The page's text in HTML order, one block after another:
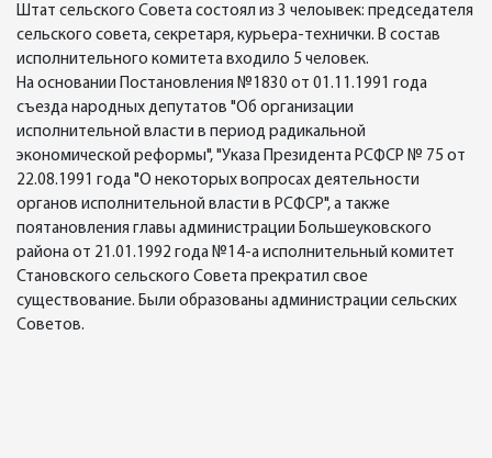
Штат сельского Совета состоял из 3 челоывек: председателя
сельского совета, секретаря, курьера-технички. В состав
исполнительного комитета входило 5 человек.
На основании Постановления №1830 от 01.11.1991 года
съезда народных депутатов "Об организации
исполнительной власти в период радикальной
экономической реформы", "Указа Президента РСФСР № 75 от
22.08.1991 года "О некоторых вопросах деятельности
органов исполнительной власти в РСФСР", а также
поятановления главы администрации Большеуковского
района от 21.01.1992 года №14-а исполнительный комитет
Становского сельского Совета прекратил свое
существование. Были образованы администрации сельских
Советов.